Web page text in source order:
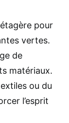
pour
vertes.
de
matériaux.
ou du
l’esprit